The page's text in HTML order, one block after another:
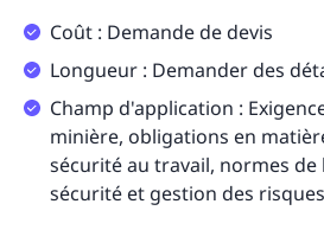
Coût : Demande de devis
Longueur : Demander des
Champ d'application :
minière, obligations en
sécurité au travail, normes
sécurité et gestion des